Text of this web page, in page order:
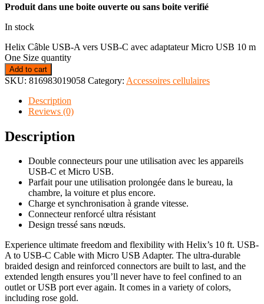
Produit dans une boite ouverte ou sans boite verifié
In stock
Helix Câble USB-A vers USB-C avec adaptateur Micro USB 10 m
One Size quantity
Add to cart
SKU: 816983019058 Category: Accessoires cellulaires
Description
Reviews (0)
Description
Double connecteurs pour une utilisation avec les appareils
USB-C et Micro USB.
Parfait pour une utilisation prolongée dans le bureau, la
chambre, la voiture et plus encore.
Charge et synchronisation à grande vitesse.
Connecteur renforcé ultra résistant
Design tressé sans nœuds.
Experience ultimate freedom and flexibility with Helix’s 10 ft. USB-
A to USB-C Cable with Micro USB Adapter. The ultra-durable
braided design and reinforced connectors are built to last, and the
extended length ensures you’ll never have to feel confined to an
outlet or USB port ever again. It comes in a variety of colors,
including rose gold.